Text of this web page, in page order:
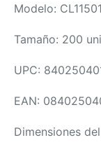
Modelo: CL11501
Tamaño: 200
UPC:
EAN:
Dimensiones